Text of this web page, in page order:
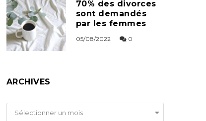
70% des divorces
sont demandés
par les femmes
05/08/2022 0
ARCHIVES
Archives
Sélectionner un mois